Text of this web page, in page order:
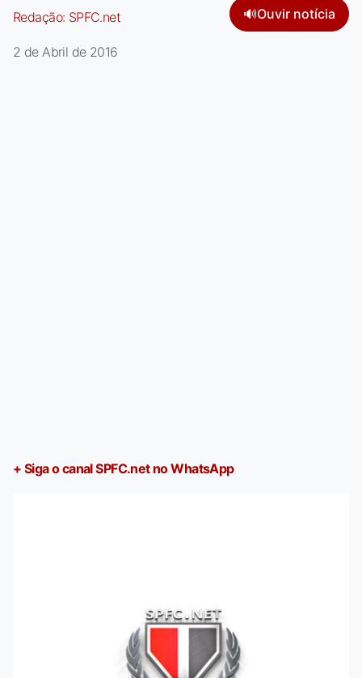
Redação: SPFC.net 🔊Ouvir notícia
2 de Abril de 2016
+ Siga o canal SPFC.net no WhatsApp